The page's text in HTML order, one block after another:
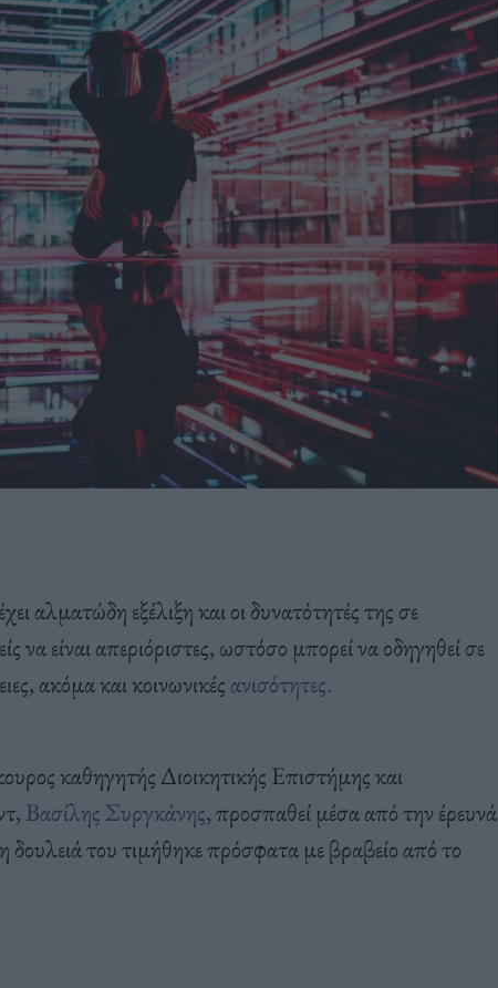
αλματώδη εξέλιξη και οι δυνατότητές της σε
να είναι απεριόριστες, ωστόσο μπορεί να οδηγηθεί σε
ακόμα και κοινωνικές ανισότητες.
καθηγητής Διοικητικής Επιστήμης και
Βασίλης Συργκάνης, προσπαθεί μέσα από την έρευνά
του τιμήθηκε πρόσφατα με βραβείο από το